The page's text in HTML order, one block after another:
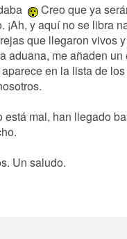
Creo que ya
¡Ah, y aquí no se libra
que llegaron vivos
aduana, me añaden un
en la lista de los
está mal, han llegado
Un saludo.